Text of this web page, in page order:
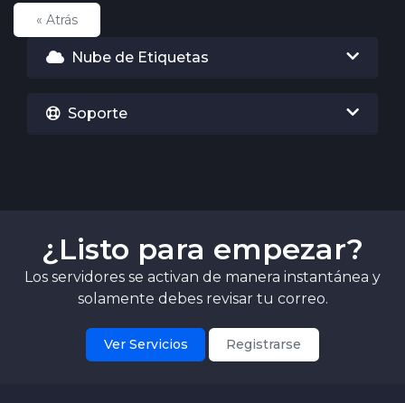
« Atrás
Nube de Etiquetas
Soporte
¿Listo para empezar?
Los servidores se activan de manera instantánea y
solamente debes revisar tu correo.
Ver Servicios Registrarse